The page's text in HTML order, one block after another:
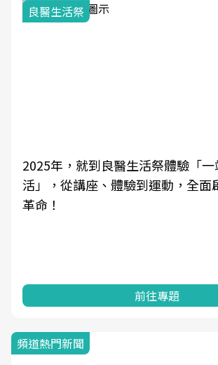
良醫生活祭
2025年，就到良醫生活祭體驗「
活」，從講座、體驗到運動，全面
革命！
前往專題
頻道熱門新聞